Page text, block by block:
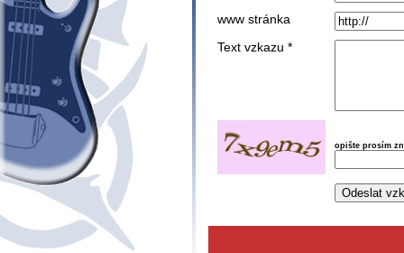
www stránka
Text vzkazu *
opište prosím